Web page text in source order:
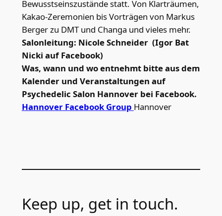
Bewusstseinszustände statt. Von Klarträumen,
Kakao-Zeremonien bis Vorträgen von Markus
Berger zu DMT und Changa und vieles mehr.
Salonleitung: Nicole Schneider (Igor Bat
Nicki auf Facebook)
Was, wann und wo entnehmt bitte aus dem
Kalender und Veranstaltungen auf
Psychedelic Salon Hannover bei Facebook.
Hannover Facebook Group Hannover
Keep up, get in touch.